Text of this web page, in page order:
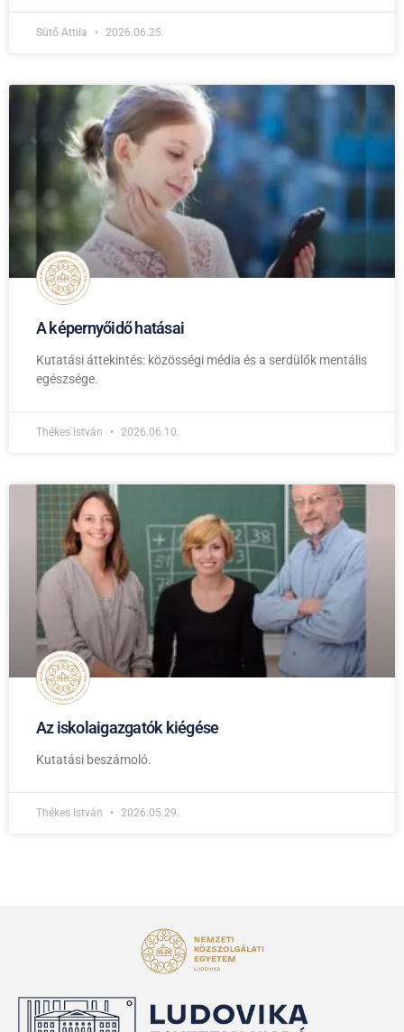
Sütő Attila 2026.06.25.
A képernyőidő hatásai
Kutatási áttekintés: közösségi média és a serdülők mentális
egészsége.
Thékes István 2026.06.10.
Az iskolaigazgatók kiégése
Kutatási beszámoló.
Thékes István 2026.05.29.